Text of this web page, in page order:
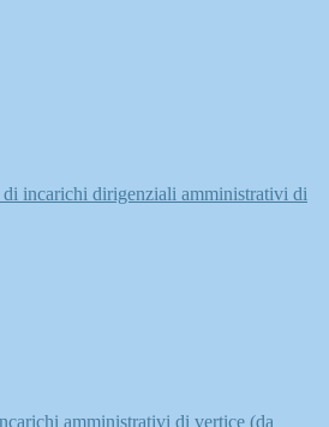
incarichi dirigenziali amministrativi di
amministrativi di vertice (da